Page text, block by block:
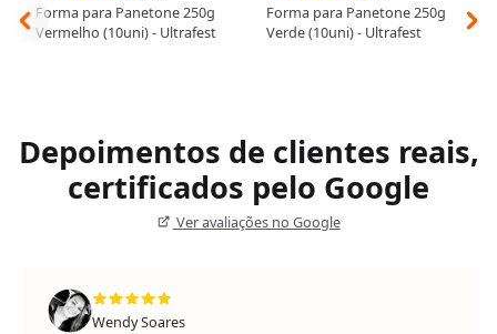
Forma para Panetone 250g
Vermelho (10uni) - Ultrafest
Forma para Panetone 250g
Verde (10uni) - Ultrafest
Depoimentos de clientes reais,
certificados pelo Google
Ver avaliações no Google
Wendy Soares